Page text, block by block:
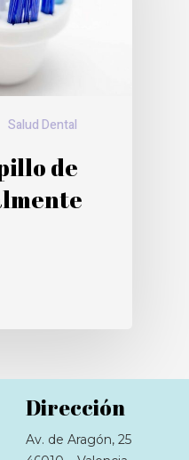
Salud Dental
de
Dirección
Av. de Aragón, 25